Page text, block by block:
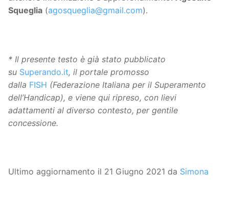
Squeglia (agosqueglia@gmail.com).
* Il presente testo è già stato pubblicato
su Superando.it, il portale promosso
dalla FISH (Federazione Italiana per il Superamento
dell’Handicap), e viene qui ripreso, con lievi
adattamenti al diverso contesto, per gentile
concessione.
Ultimo aggiornamento il 21 Giugno 2021 da Simona